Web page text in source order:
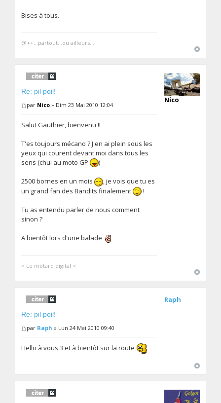
Bises à tous.
@++...partout...ou ailleurs...
Re: pil poil!
par Nico » Dim 23 Mai 2010 12:04
Salut Gauthier, bienvenu !!
T'es toujours mécano ? J'en ai plein sous les
yeux qui courent devant moi dans tous les
sens (chui au moto GP
)
2500 bornes en un mois
, je vois que tu es
un grand fan des Bandits finalement
!
Tu as entendu parler de nous comment
sinon ?
A bientôt lors d'une balade
> Le motard digital <
Nico
Re: pil poil!
par Raph » Lun 24 Mai 2010 09:40
Hello à vous 3 et à bientôt sur la route
Raph